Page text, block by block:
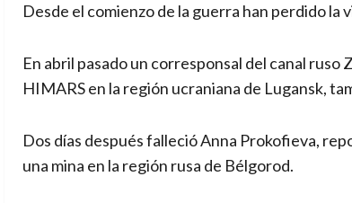
Desde el comienzo de la guerra han perdido
En abril pasado un corresponsal del canal
HIMARS en la región ucraniana de Lugansk,
Dos días después falleció Anna Prokofieva,
una mina en la región rusa de Bélgorod.